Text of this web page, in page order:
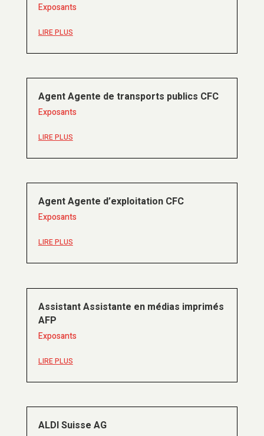
Exposants
LIRE PLUS
Agent Agente de transports publics CFC
Exposants
LIRE PLUS
Agent Agente d’exploitation CFC
Exposants
LIRE PLUS
Assistant Assistante en médias imprimés
AFP
Exposants
LIRE PLUS
ALDI Suisse AG